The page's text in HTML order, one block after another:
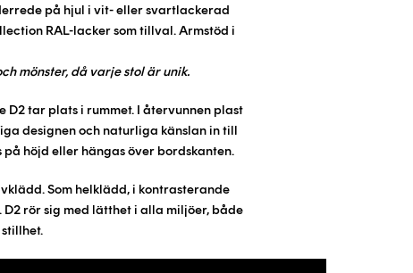
på hjul i vit- eller svartlackerad
RAL-lacker som tillval.Armstöd i
mönster, då varje stol är unik.
D2 tar plats i rummet. I återvunnen plast
designen och naturliga känslan in till
höjd eller hängas över bordskanten.
Som helklädd, i kontrasterande
rör sig med lätthet i alla miljöer, både